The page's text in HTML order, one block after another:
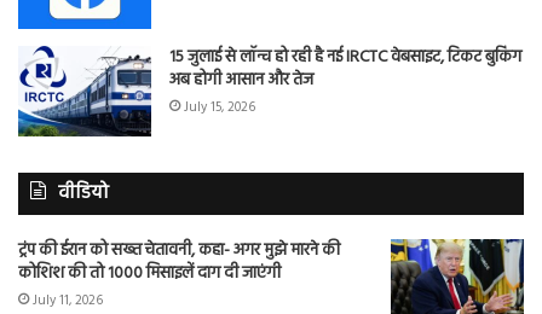
15 जुलाई से लॉन्च हो रही है नई IRCTC वेबसाइट, टिकट बुकिंग
अब होगी आसान और तेज
July 15, 2026
वीडियो
ट्रंप की ईरान को सख्त चेतावनी, कहा- अगर मुझे मारने की
कोशिश की तो 1000 मिसाइलें दाग दी जाएंगी
July 11, 2026